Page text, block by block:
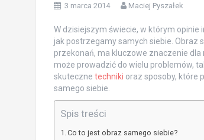
3 marca 2014 Maciej Pyszałek
W dzisiejszym świecie, w którym opinie
jak postrzegamy samych siebie. Obraz
przekonań, ma kluczowe znaczenie dla
może prowadzić do wielu problemów,
skuteczne techniki oraz sposoby, które
samego siebie.
Spis treści
Co to jest obraz samego siebie?